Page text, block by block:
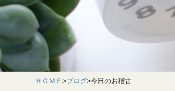
ＨＯＭＥ >ブログ>今日のお稽古